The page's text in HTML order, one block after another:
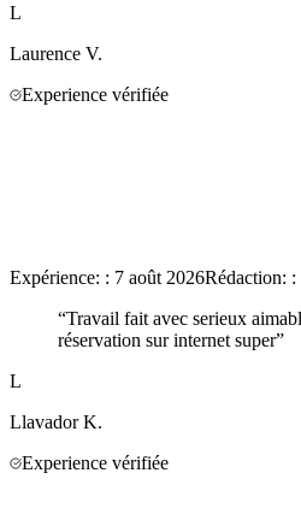
L
Laurence V.
Experience vérifiée
Expérience: : 7 août 2026Rédaction: :
“Travail fait avec serieux
réservation sur internet super”
L
Llavador K.
Experience vérifiée